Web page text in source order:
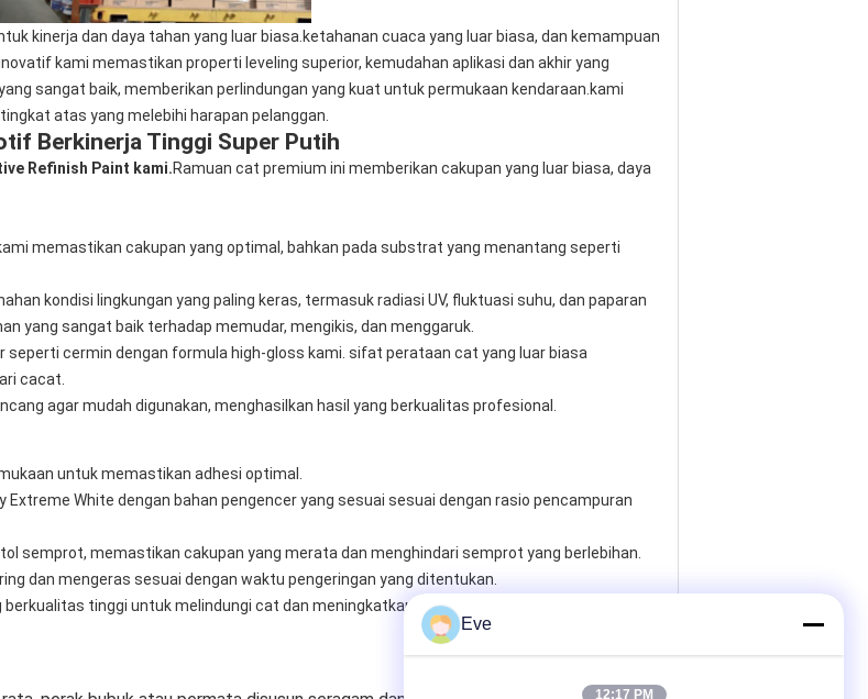
kinerja dan daya tahan yang luar biasa.ketahanan cuaca yang luar biasa, dan kemampuan
kami memastikan properti leveling superior, kemudahan aplikasi dan akhir yang
sangat baik, memberikan perlindungan yang kuat untuk permukaan kendaraan.kami
atas yang melebihi harapan pelanggan.
Berkinerja Tinggi Super Putih
Refinish Paint kami.Ramuan cat premium ini memberikan cakupan yang luar biasa, daya
memastikan cakupan yang optimal, bahkan pada substrat yang menantang seperti
kondisi lingkungan yang paling keras, termasuk radiasi UV, fluktuasi suhu, dan paparan
yang sangat baik terhadap memudar, mengikis, dan menggaruk.
seperti cermin dengan formula high-gloss kami. sifat perataan cat yang luar biasa
cacat.
agar mudah digunakan, menghasilkan hasil yang berkualitas profesional.
untuk memastikan adhesi optimal.
Extreme White dengan bahan pengencer yang sesuai sesuai dengan rasio pencampuran
semprot, memastikan cakupan yang merata dan menghindari semprot yang berlebihan.
dan mengeras sesuai dengan waktu pengeringan yang ditentukan.
berkualitas tinggi untuk melindungi cat dan meningkatkan kilau dan daya tahannya.
Eve
12:17 PM